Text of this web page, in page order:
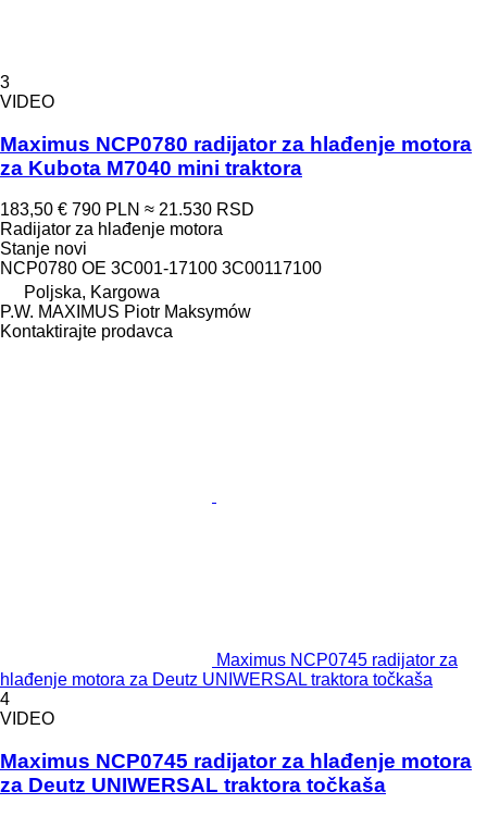
3
VIDEO
Maximus NCP0780 radijator za hlađenje motora
za Kubota M7040 mini traktora
183,50 € 790 PLN ≈ 21.530 RSD
Radijator za hlađenje motora
Stanje novi
NCP0780 OE 3C001-17100 3C00117100
Poljska, Kargowa
P.W. MAXIMUS Piotr Maksymów
Kontaktirajte prodavca
Maximus NCP0745 radijator za
hlađenje motora za Deutz UNIWERSAL traktora točkaša
4
VIDEO
Maximus NCP0745 radijator za hlađenje motora
za Deutz UNIWERSAL traktora točkaša